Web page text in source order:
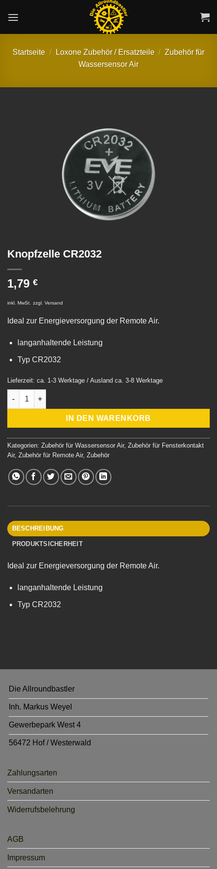
Inhalt
Startseite / Loxone Zubehör / Ersatzteile / Zubehör für
Wassersensor Air
Knopfzelle CR2032
1,79 €
inkl. MwSt. zzgl. Versand
Ideal zur Energieversorgung der Remote Air.
langanhaltende Leistung
Typ CR2032
Lieferzeit: ca. 1-3 Werktage / Ausland ca. 3-8 Werktage
Knopfzelle CR2032 Menge
IN DEN WARENKORB
Kategorien: Zubehör für Wassersensor Air, Zubehör für Fensterkontakt
Air, Zubehör für Remote Air, Zubehör
BESCHREIBUNG
PRODUKTSICHERHEIT
Ideal zur Energieversorgung der Remote Air.
langanhaltende Leistung
Typ CR2032
Die Allroundbastler
Inh. Markus Weyel
Gewerbepark West 4
56472 Hof / Westerwald
Zahlungsarten
Versandarten
Widerrufsbelehrung
AGB
Impressum